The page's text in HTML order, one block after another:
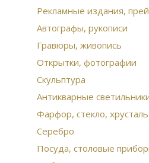
Рекламные издания,
Автографы, рукописи
Гравюры, живопись
Открытки, фотографии
Скульптура
Антикварные
Фарфор, стекло, хрусталь
Серебро
Посуда, столовые